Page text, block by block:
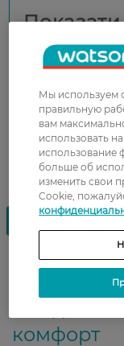
Мужская
комфорт
Мы используем
правильную
вам
использовать
использование
больше об
изменить свои
Cookie,